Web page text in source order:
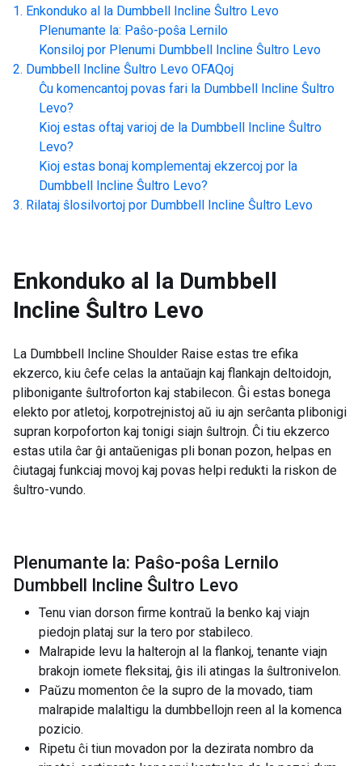
Enkonduko al la Dumbbell Incline Ŝultro Levo
Plenumante la: Paŝo-poŝa Lernilo
Konsiloj por Plenumi Dumbbell Incline Ŝultro Levo
Dumbbell Incline Ŝultro Levo OFAQoj
Ĉu komencantoj povas fari la Dumbbell Incline Ŝultro
Levo?
Kioj estas oftaj varioj de la Dumbbell Incline Ŝultro
Levo?
Kioj estas bonaj komplementaj ekzercoj por la
Dumbbell Incline Ŝultro Levo?
Rilataj ŝlosilvortoj por Dumbbell Incline Ŝultro Levo
Enkonduko al la Dumbbell
Incline Ŝultro Levo
La Dumbbell Incline Shoulder Raise estas tre efika
ekzerco, kiu ĉefe celas la antaŭajn kaj flankajn deltoidojn,
plibonigante ŝultroforton kaj stabilecon. Ĝi estas bonega
elekto por atletoj, korpotrejnistoj aŭ iu ajn serĉanta plibonigi
supran korpoforton kaj tonigi siajn ŝultrojn. Ĉi tiu ekzerco
estas utila ĉar ĝi antaŭenigas pli bonan pozon, helpas en
ĉiutagaj funkciaj movoj kaj povas helpi redukti la riskon de
ŝultro-vundo.
Plenumante la: Paŝo-poŝa Lernilo
Dumbbell Incline Ŝultro Levo
Tenu vian dorson firme kontraŭ la benko kaj viajn
piedojn plataj sur la tero por stabileco.
Malrapide levu la halterojn al la flankoj, tenante viajn
brakojn iomete fleksitaj, ĝis ili atingas la ŝultronivelon.
Paŭzu momenton ĉe la supro de la movado, tiam
malrapide malaltigu la dumbbellojn reen al la komenca
pozicio.
Ripetu ĉi tiun movadon por la dezirata nombro da